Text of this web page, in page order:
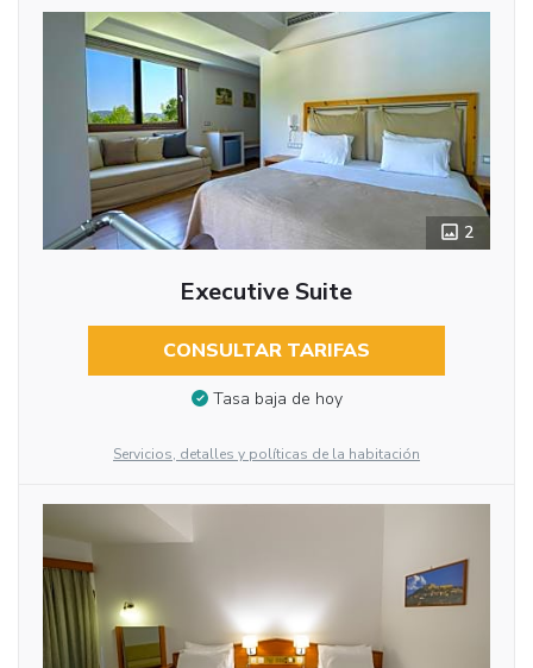
2
Executive Suite
CONSULTAR TARIFAS
Tasa baja de hoy
Servicios, detalles y políticas de la habitación